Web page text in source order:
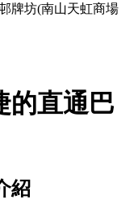
牌坊(南山天虹商場
的直通巴
紹